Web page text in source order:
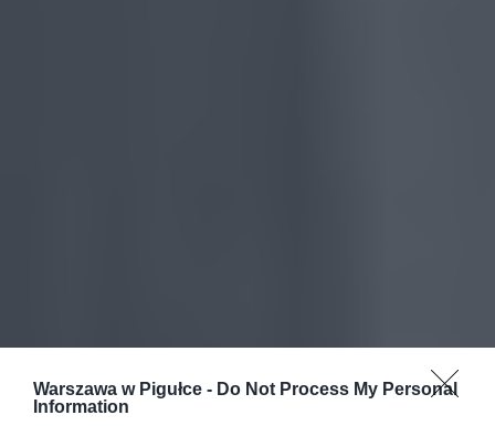
Warszawa w Pigułce - Do Not Process My Personal
Information